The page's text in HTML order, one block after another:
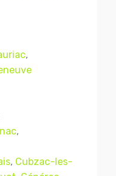
,
,
, Cubzac-les-
CGV
- 2021
- site réalisé et